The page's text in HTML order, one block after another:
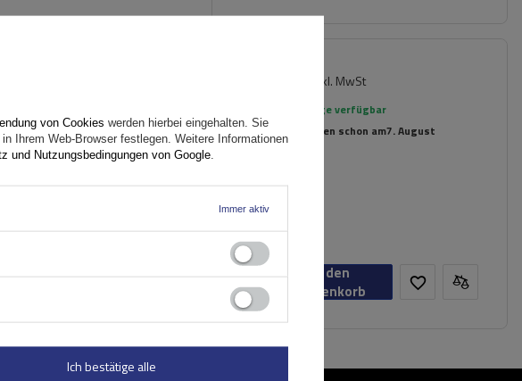
Fahrräder:2
Fahrradgewicht:22,5 kg
inkl. MwSt
Große Menge verfügbar
Wir versenden schon am7. August
In den
Warenkorb
von Cookies werden hierbei eingehalten. Sie
Ihrem Web-Browser festlegen. Weitere Informationen
und Nutzungsbedingungen von Google
Immer aktiv
Ich bestätige alle